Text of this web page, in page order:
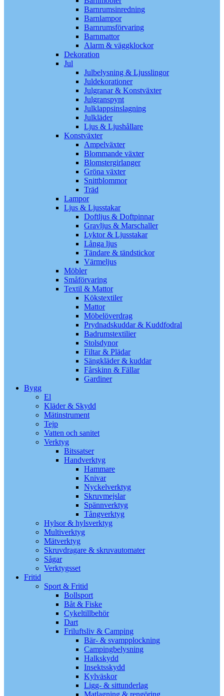
Barnrumsinredning
Barnlampor
Barnrumsförvaring
Barnmattor
Alarm & väggklockor
Dekoration
Jul
Julbelysning & Ljusslingor
Juldekorationer
Julgranar & Konstväxter
Julgranspynt
Julklappsinslagning
Julkläder
Ljus & Ljushållare
Konstväxter
Ampelväxter
Blommande växter
Blomstergirlanger
Gröna växter
Snittblommor
Träd
Lampor
Ljus & Ljusstakar
Doftljus & Doftpinnar
Gravljus & Marschaller
Lyktor & Ljusstakar
Långa ljus
Tändare & tändstickor
Värmeljus
Möbler
Småförvaring
Textil & Mattor
Kökstextiler
Mattor
Möbelöverdrag
Prydnadskuddar & Kuddfodral
Badrumstextilier
Stolsdynor
Filtar & Plädar
Sängkläder & kuddar
Fårskinn & Fällar
Gardiner
Bygg
El
Kläder & Skydd
Mätinstrument
Tejp
Vatten och sanitet
Verktyg
Bitssatser
Handverktyg
Hammare
Knivar
Nyckelverktyg
Skruvmejslar
Spännverktyg
Tångverktyg
Hylsor & hylsverktyg
Multiverktyg
Mätverktyg
Skruvdragare & skruvautomater
Sågar
Verktygsset
Fritid
Sport & Fritid
Bollsport
Båt & Fiske
Cykeltillbehör
Dart
Friluftsliv & Camping
Bär- & svampplockning
Campingbelysning
Halkskydd
Insektsskydd
Kylväskor
Ligg- & sittunderlag
Matlagning & rengöring